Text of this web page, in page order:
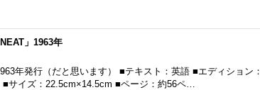
」1963年
年発行（だと思います） ■テキスト：英語 ■エディション：
■サイズ：22.5cm×14.5cm ■ページ：約56ペ…